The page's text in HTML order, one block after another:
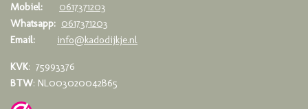
Mobiel:
0617371203
Whatsapp: 0617371203
Email:
info@kadodijkje.nl
KVK: 75993376
BTW: NL003020042B65